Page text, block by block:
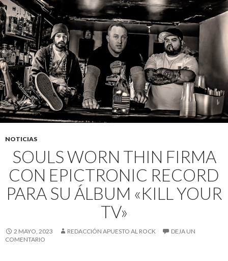
NOTICIAS
SOULS WORN THIN FIRMA
CON EPICTRONIC RECORD
PARA SU ÁLBUM «KILL YOUR
TV»
2 MAYO, 2023 REDACCIÓN APUESTO AL ROCK
DEJA UN
COMENTARIO